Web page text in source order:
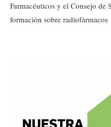
Farmacéuticos y el Consejo de
formación sobre radiofármacos